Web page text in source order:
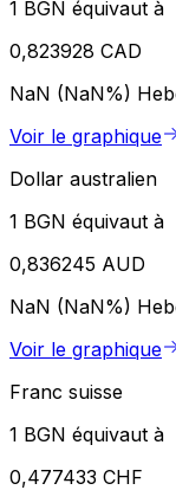
1 BGN équivaut à
0,823928 CAD
NaN (NaN%)
Voir le graphique
Dollar australien
1 BGN équivaut à
0,836245 AUD
NaN (NaN%)
Voir le graphique
Franc suisse
1 BGN équivaut à
0,477433 CHF